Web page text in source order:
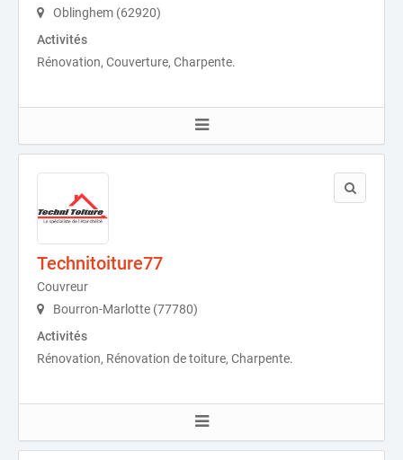
Oblinghem (62920)
Activités
Rénovation, Couverture, Charpente.
Technitoiture77
Couvreur
Bourron-Marlotte (77780)
Activités
Rénovation, Rénovation de toiture, Charpente.